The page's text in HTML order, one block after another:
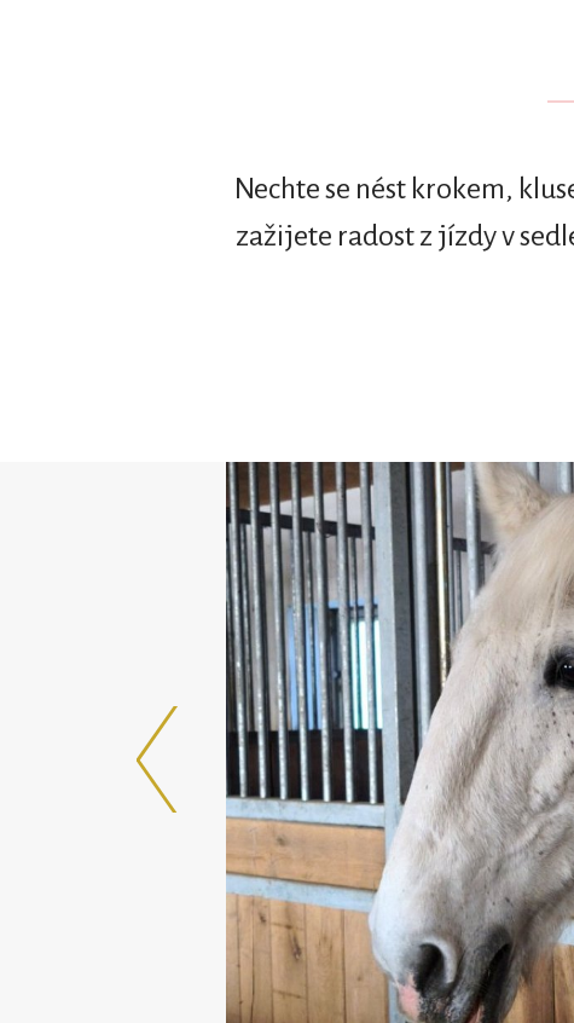
Nechte se nést krokem,
zažijete radost z jízdy v